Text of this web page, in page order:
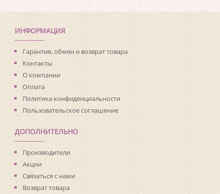
Длина рулона:
8.23
Ширина рулона: 0.68
Материал покрытия:Виниловое
Страна:США
Материал основы:
Флизелин
Раппорт:<>
ИНФОРМАЦИЯ
Гарантия, обмен и возврат товара
Контакты
О компании
Оплата
Политика конфиденциальности
Пользовательское соглашение
ДОПОЛНИТЕЛЬНО
Производители
Акции
Связаться с нами
Возврат товара